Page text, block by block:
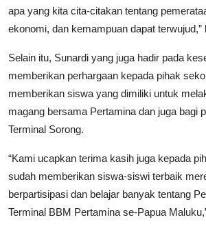
apa yang kita cita-citakan tentang
ekonomi, dan kemampuan dapat terwujud,”
Selain itu, Sunardi yang juga hadir pada
memberikan perhargaan kepada pihak
memberikan siswa yang dimiliki untuk
magang bersama Pertamina dan juga bagi
Terminal Sorong.
“Kami ucapkan terima kasih juga kepada
sudah memberikan siswa-siswi terbaik
berpartisipasi dan belajar banyak tentang
Terminal BBM Pertamina se-Papua